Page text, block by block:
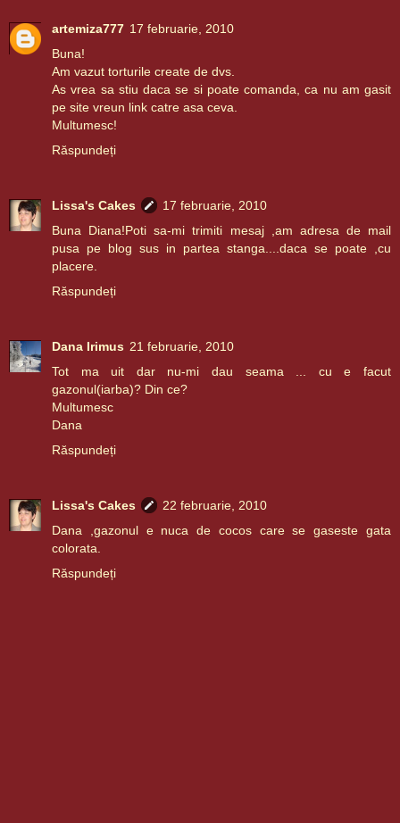
artemiza777 17 februarie, 2010
Buna!
Am vazut torturile create de dvs.
As vrea sa stiu daca se si poate comanda, ca nu am gasit
pe site vreun link catre asa ceva.
Multumesc!
Răspundeți
Lissa's Cakes
17 februarie, 2010
Buna Diana!Poti sa-mi trimiti mesaj ,am adresa de mail
pusa pe blog sus in partea stanga....daca se poate ,cu
placere.
Răspundeți
Dana Irimus 21 februarie, 2010
Tot ma uit dar nu-mi dau seama ... cu e facut
gazonul(iarba)? Din ce?
Multumesc
Dana
Răspundeți
Lissa's Cakes
22 februarie, 2010
Dana ,gazonul e nuca de cocos care se gaseste gata
colorata.
Răspundeți